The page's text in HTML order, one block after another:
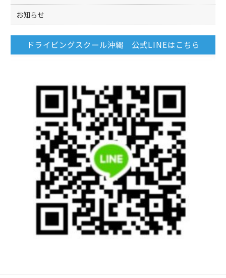
お知らせ
ドライビングスクール沖縄 公式LINEはこちら